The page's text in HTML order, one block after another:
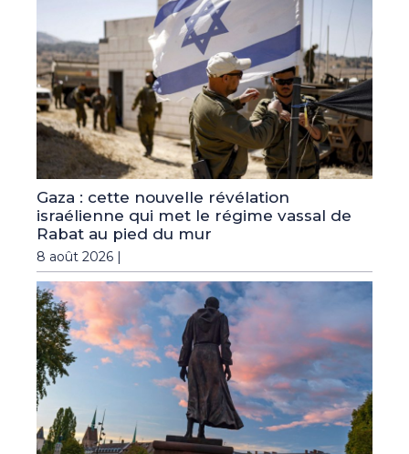
Gaza : cette nouvelle révélation
israélienne qui met le régime vassal de
Rabat au pied du mur
8 août 2026 |